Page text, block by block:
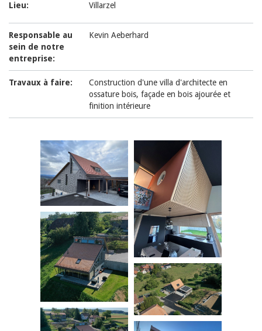
Lieu: Villarzel
Responsable au
sein de notre
entreprise:
Kevin Aeberhard
Travaux à faire:
Construction d'une villa d'architecte en
ossature bois, façade en bois ajourée et
finition intérieure